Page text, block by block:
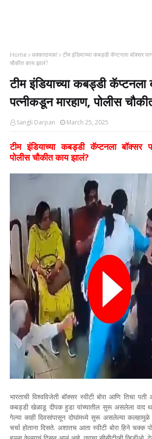
Home धक्कादायक!
टीम इंडियाच्या कबड्डी कॅप्टनला बॉक्सर
चौकीत काय झालं?
टीम इंडियाच्या कबड्डी कॅप्टनला
पत्नीकडून मारहाण, पोलीस
Sangli Darpan March 25, 2025
टीम इंडियाच्या कबड्डी कॅप्टनला बॉक्सर
पोलीस चौकीत काय झालं?
भारताची विश्वविजेती बॉक्सर स्वीटी बोरा आणि तिचा
कबड्डी खेळाडू दीपक हुडा यांच्यातील सुरू असलेला वाद
गेल्या काही दिवसांपासून दोघांमध्ये सुरू असलेल्या
चर्चा होताना दिसते. अशातच आता स्वीटी बोरा हिने चक्क